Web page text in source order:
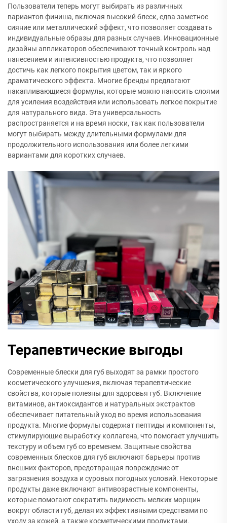
Пользователи теперь могут выбирать из различных
вариантов финиша, включая высокий блеск, едва заметное
сияние или металлический эффект, что позволяет создавать
индивидуальные образы для разных случаев. Инновационные
дизайны аппликаторов обеспечивают точный контроль над
нанесением и интенсивностью продукта, что позволяет
достичь как легкого покрытия цветом, так и яркого
драматического эффекта. Многие бренды предлагают
накапливающиеся формулы, которые можно наносить слоями
для усиления воздействия или использовать легкое покрытие
для натурального вида. Эта универсальность
распространяется и на время носки, так как пользователи
могут выбирать между длительными формулами для
продолжительного использования или более легкими
вариантами для коротких случаев.
Терапевтические выгоды
Современные блески для губ выходят за рамки простого
косметического улучшения, включая терапевтические
свойства, которые полезны для здоровья губ. Включение
витаминов, антиоксидантов и натуральных экстрактов
обеспечивает питательный уход во время использования
продукта. Многие формулы содержат пептиды и компоненты,
стимулирующие выработку коллагена, что помогает улучшить
текстуру и объем губ со временем. Защитные свойства
современных блесков для губ включают барьеры против
внешних факторов, предотвращая повреждение от
загрязнения воздуха и суровых погодных условий. Некоторые
продукты даже включают антивозрастные компоненты,
которые помогают сократить видимость мелких морщин
вокруг области губ, делая их эффективными средствами по
уходу за кожей, а также косметическими продуктами.